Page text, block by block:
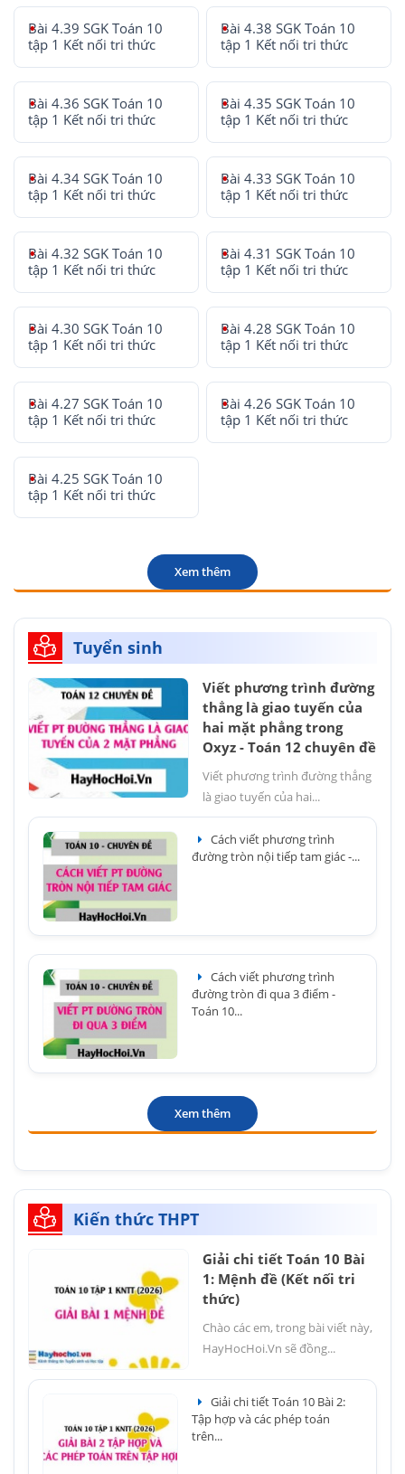
Bài 4.39 SGK Toán 10
tập 1 Kết nối tri thức
Bài 4.38 SGK Toán 10
tập 1 Kết nối tri thức
Bài 4.36 SGK Toán 10
tập 1 Kết nối tri thức
Bài 4.35 SGK Toán 10
tập 1 Kết nối tri thức
Bài 4.34 SGK Toán 10
tập 1 Kết nối tri thức
Bài 4.33 SGK Toán 10
tập 1 Kết nối tri thức
Bài 4.32 SGK Toán 10
tập 1 Kết nối tri thức
Bài 4.31 SGK Toán 10
tập 1 Kết nối tri thức
Bài 4.30 SGK Toán 10
tập 1 Kết nối tri thức
Bài 4.28 SGK Toán 10
tập 1 Kết nối tri thức
Bài 4.27 SGK Toán 10
tập 1 Kết nối tri thức
Bài 4.26 SGK Toán 10
tập 1 Kết nối tri thức
Bài 4.25 SGK Toán 10
tập 1 Kết nối tri thức
Xem thêm
Tuyển sinh
Viết phương trình đường
thẳng là giao tuyến của
hai mặt phẳng trong
Oxyz - Toán 12 chuyên đề
Viết phương trình đường thẳng
là giao tuyến của hai...
Cách viết phương trình
đường tròn nội tiếp tam giác -...
Cách viết phương trình
đường tròn đi qua 3 điểm -
Toán 10...
Xem thêm
Kiến thức THPT
Giải chi tiết Toán 10 Bài
1: Mệnh đề (Kết nối tri
thức)
Chào các em, trong bài viết này,
HayHocHoi.Vn sẽ đồng...
Giải chi tiết Toán 10 Bài 2:
Tập hợp và các phép toán
trên...